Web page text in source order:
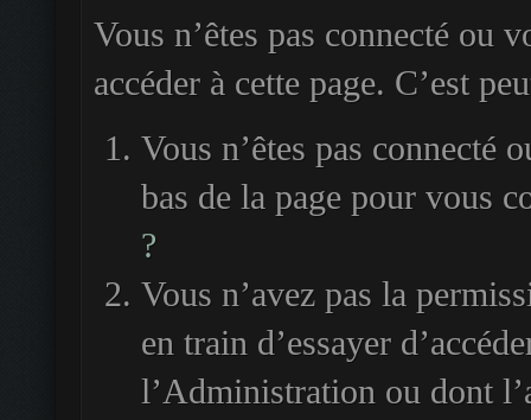
Vous n’êtes pas connecté ou
accéder à cette page. C’est
Vous n’êtes pas connecté
bas de la page pour vous
?
Vous n’avez pas la
en train d’essayer
l’Administration ou dont